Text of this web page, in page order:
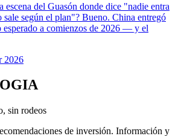
escena del Guasón donde dice "nadie entra
sale según el plan"? Bueno. China entregó
esperado a comienzos de 2026 — y el
2026
sin rodeos
de inversión. Información y